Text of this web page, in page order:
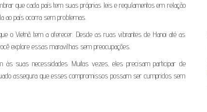
que cada país tem suas próprias leis e regulamentos em relação
ao país ocorra sem problemas.
o Vietnã tem a oferecer. Desde as ruas vibrantes de Hanoi até as
explore essas maravilhas sem preocupações.
às suas necessidades. Muitas vezes, eles precisam participar de
assegura que esses compromissos possam ser cumpridos sem